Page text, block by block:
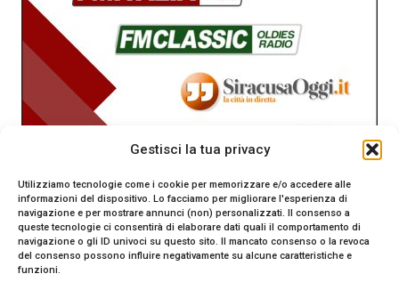
Gestisci la tua privacy
Utilizziamo tecnologie come i cookie per memorizzare e/o accedere alle
informazioni del dispositivo. Lo facciamo per migliorare l'esperienza di
navigazione e per mostrare annunci (non) personalizzati. Il consenso a
queste tecnologie ci consentirà di elaborare dati quali il comportamento di
navigazione o gli ID univoci su questo sito. Il mancato consenso o la revoca
del consenso possono influire negativamente su alcune caratteristiche e
funzioni.